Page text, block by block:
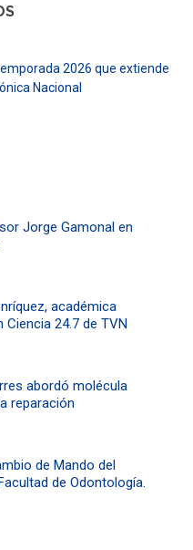
2026 que extiende
Nacional
Jorge Gamonal en
académica
Ciencia 24.7 de TVN
abordó molécula
reparación
de Mando del
de Odontología.